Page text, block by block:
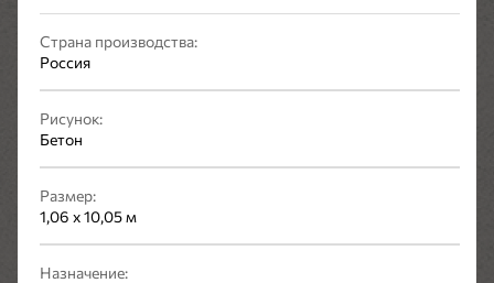
Страна производства:
Россия
Рисунок:
Бетон
Размер:
1,06 x 10,05 м
Назначение: